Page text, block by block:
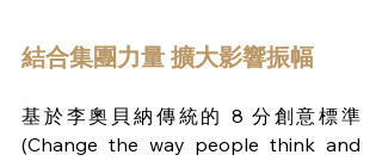
結合集團力量 擴大影響振幅
基於李奧貝納傳統的 8 分創意標準
(Change the way people think and